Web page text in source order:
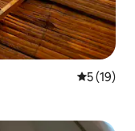
5 ud af 5 i
5 (19)